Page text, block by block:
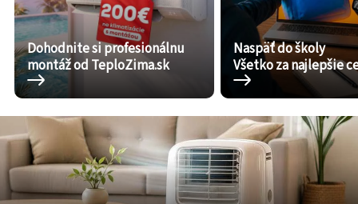
Dohodnite si profesionálnu
montáž od TeploZima.sk
Naspäť do školy
Všetko za najlepšie